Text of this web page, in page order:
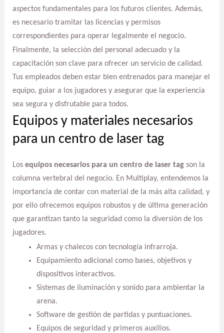
aspectos fundamentales para los futuros clientes. Además,
es necesario tramitar las licencias y permisos
correspondientes para operar legalmente el negocio.
Finalmente, la selección del personal adecuado y la
capacitación son clave para ofrecer un servicio de calidad.
Tus empleados deben estar bien entrenados para manejar el
equipo, guiar a los jugadores y asegurar que la experiencia
sea segura y disfrutable para todos.
Equipos y materiales necesarios
para un centro de laser tag
Los equipos necesarios para un centro de laser tagson la
columna vertebral del negocio. En Multiplay, entendemos la
importancia de contar con material de la más alta calidad, y
por ello ofrecemos equipos robustos y de última generación
que garantizan tanto la seguridad como la diversión de los
jugadores.
Armas y chalecos con tecnología infrarroja.
Equipamiento adicional como bases, objetivos y
dispositivos interactivos.
Sistemas de iluminación y sonido para ambientar la
arena.
Software de gestión de partidas y puntuaciones.
Equipos de seguridad y primeros auxilios.